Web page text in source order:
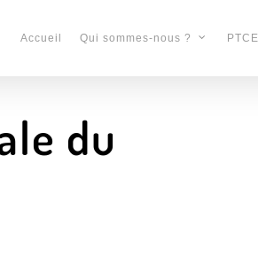
Accueil Qui sommes-nous ?
du